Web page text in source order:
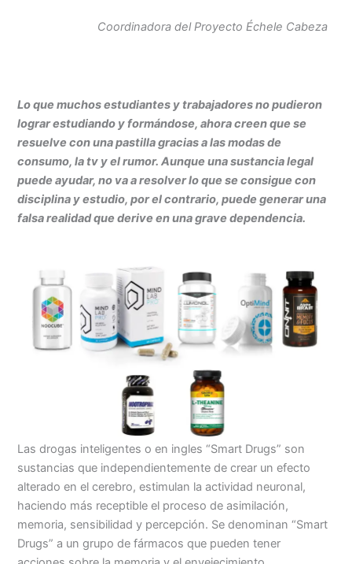
Coordinadora del Proyecto Échele Cabeza
Lo que muchos estudiantes y trabajadores no pudieron
lograr estudiando y formándose, ahora creen que se
resuelve con una pastilla gracias a las modas de
consumo, la tv y el rumor. Aunque una sustancia legal
puede ayudar, no va a resolver lo que se consigue con
disciplina y estudio, por el contrario, puede generar una
falsa realidad que derive en una grave dependencia.
Las drogas inteligentes o en ingles “Smart Drugs” son
sustancias que independientemente de crear un efecto
alterado en el cerebro, estimulan la actividad neuronal,
haciendo más receptible el proceso de asimilación,
memoria, sensibilidad y percepción. Se denominan “Smart
Drugs” a un grupo de fármacos que pueden tener